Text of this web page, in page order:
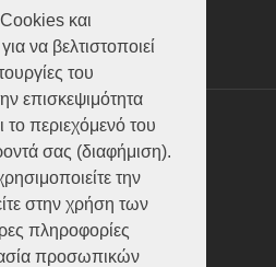
και
να βελτιστοποιεί
του
επισκεψιμότητα
περιεχόμενό του
σας (διαφήμιση).
την
στην χρήση των
πληροφορίες
προσωπικών
Scooter
(Loncin)
ride
Service